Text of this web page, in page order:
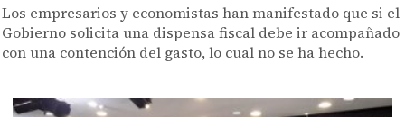
Los empresarios y economistas han manifestado que si el
Gobierno solicita una dispensa fiscal debe ir acompañado
con una contención del gasto, lo cual no se ha hecho.